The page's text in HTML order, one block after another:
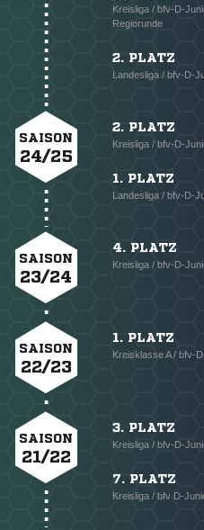
Kreisliga / bfv-D-
Regiorunde
2. PLATZ
Landesliga / bfv-D-
SAISON
24/25
2. PLATZ
Kreisliga / bfv-D-
1. PLATZ
Landesliga / bfv-D-
SAISON
23/24
4. PLATZ
Kreisliga / bfv-D-
SAISON
22/23
1. PLATZ
Kreisklasse A / bfv-
SAISON
21/22
3. PLATZ
Kreisliga / bfv-D-
7. PLATZ
Kreisliga / bfv D-